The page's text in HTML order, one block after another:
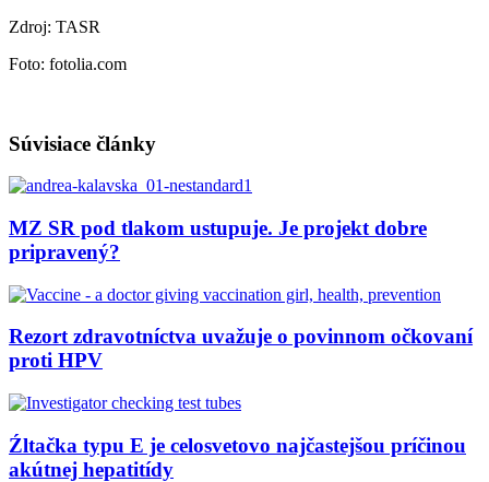
Zdroj: TASR
Foto: fotolia.com
Súvisiace články
MZ SR pod tlakom ustupuje. Je projekt dobre
pripravený?
Rezort zdravotníctva uvažuje o povinnom očkovaní
proti HPV
Źltačka typu E je celosvetovo najčastejšou príčinou
akútnej hepatitídy